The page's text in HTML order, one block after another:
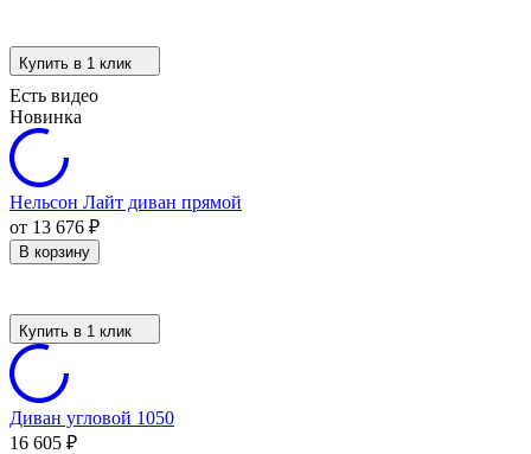
Купить в 1 клик
Есть видео
Новинка
Нельсон Лайт диван прямой
от 13 676 ₽
В корзину
Купить в 1 клик
Диван угловой 1050
16 605 ₽